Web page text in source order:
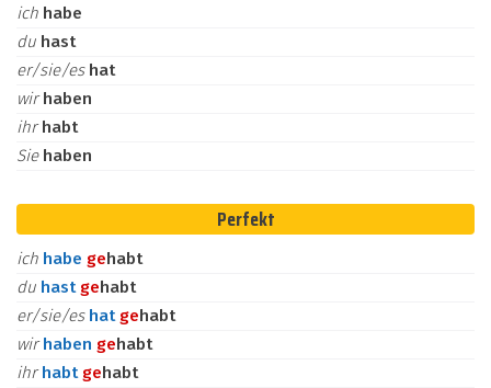
ich habe
du hast
er/sie/es hat
wirhaben
ihrhabt
Sie haben
Perfekt
ich habe gehabt
du hast gehabt
er/sie/es hat gehabt
wirhaben gehabt
ihrhabt gehabt